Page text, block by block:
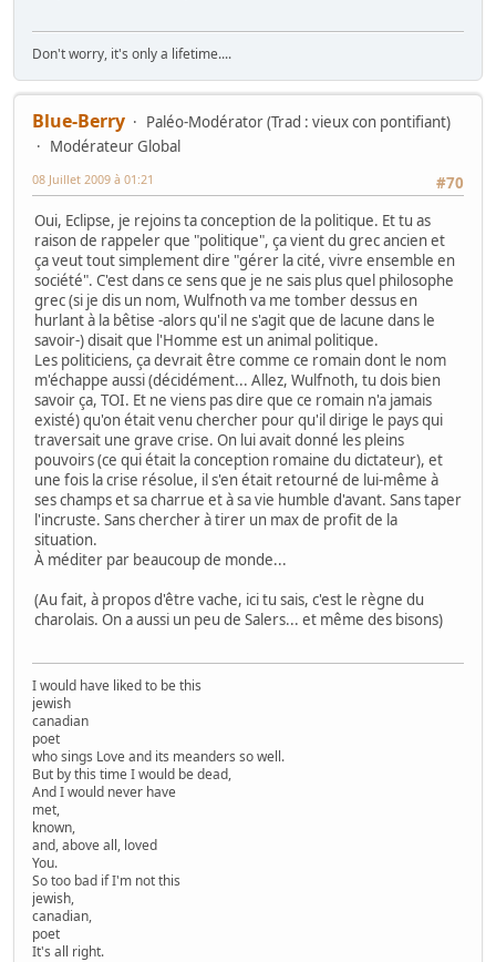
Don't worry, it's only a lifetime....
Blue-Berry
Paléo-Modérator (Trad : vieux con pontifiant)
Modérateur Global
#70
08 Juillet 2009 à 01:21
Oui, Eclipse, je rejoins ta conception de la politique. Et tu as
raison de rappeler que "politique", ça vient du grec ancien et
ça veut tout simplement dire "gérer la cité, vivre ensemble en
société". C'est dans ce sens que je ne sais plus quel philosophe
grec (si je dis un nom, Wulfnoth va me tomber dessus en
hurlant à la bêtise -alors qu'il ne s'agit que de lacune dans le
savoir-) disait que l'Homme est un animal politique.
Les politiciens, ça devrait être comme ce romain dont le nom
m'échappe aussi (décidément... Allez, Wulfnoth, tu dois bien
savoir ça, TOI. Et ne viens pas dire que ce romain n'a jamais
existé) qu'on était venu chercher pour qu'il dirige le pays qui
traversait une grave crise. On lui avait donné les pleins
pouvoirs (ce qui était la conception romaine du dictateur), et
une fois la crise résolue, il s'en était retourné de lui-même à
ses champs et sa charrue et à sa vie humble d'avant. Sans taper
l'incruste. Sans chercher à tirer un max de profit de la
situation.
À méditer par beaucoup de monde...
(Au fait, à propos d'être vache, ici tu sais, c'est le règne du
charolais. On a aussi un peu de Salers... et même des bisons)
I would have liked to be this
jewish
canadian
poet
who sings Love and its meanders so well.
But by this time I would be dead,
And I would never have
met,
known,
and, above all, loved
You.
So too bad if I'm not this
jewish,
canadian,
poet
It's all right.